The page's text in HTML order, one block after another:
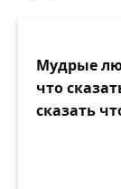
Мудрые
что
сказать